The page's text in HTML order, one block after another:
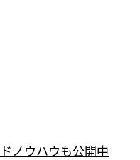
ノウハウも公開中